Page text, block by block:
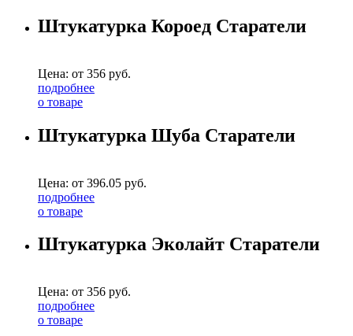
Штукатурка Короед Старатели
Цена: от 356 руб.
подробнее
о товаре
Штукатурка Шуба Старатели
Цена: от 396.05 руб.
подробнее
о товаре
Штукатурка Эколайт Старатели
Цена: от 356 руб.
подробнее
о товаре